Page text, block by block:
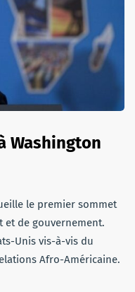
Washington
le premier sommet
et de gouvernement.
Unis vis-à-vis du
Afro-Américaine.